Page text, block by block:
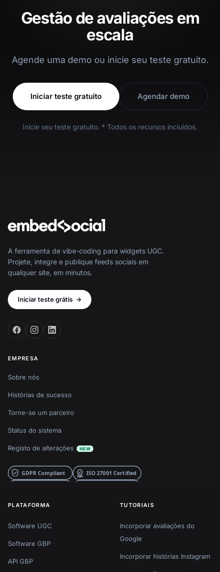
Gestão de avaliações em
escala
Agende uma demo ou inicie seu teste gratuito.
Iniciar teste gratuito Agendar demo
Inicie seu teste gratuito. * Todos os recursos incluídos.
A ferramenta de vibe-coding para widgets UGC.
Projete, integre e publique feeds sociais em
qualquer site, em minutos.
Iniciar teste grátis →
EMPRESA
Sobre nós
Histórias de sucesso
Torne-se um parceiro
Status do sistema
Registo de alterações NEW
PLATAFORMA
Software UGC
Software GBP
API GBP
TUTORIAIS
Incorporar avaliações do
Google
Incorporar histórias Instagram